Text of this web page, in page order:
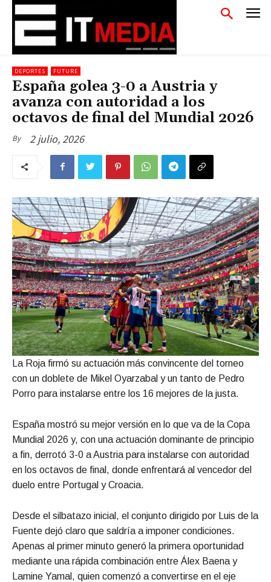
DEPORTES FUTURE
España golea 3-0 a Austria y
avanza con autoridad a los
octavos de final del Mundial 2026
By 2 julio, 2026
La Roja firmó su actuación más convincente del torneo
con un doblete de Mikel Oyarzabal y un tanto de Pedro
Porro para instalarse entre los 16 mejores de la justa.
España mostró su mejor versión en lo que va de la Copa
Mundial 2026 y, con una actuación dominante de principio
a fin, derrotó 3-0 a Austria para instalarse con autoridad
en los octavos de final, donde enfrentará al vencedor del
duelo entre Portugal y Croacia.
Desde el silbatazo inicial, el conjunto dirigido por Luis de la
Fuente dejó claro que saldría a imponer condiciones.
Apenas al primer minuto generó la primera oportunidad
mediante una rápida combinación entre Álex Baena y
Lamine Yamal, quien comenzó a convertirse en el eje